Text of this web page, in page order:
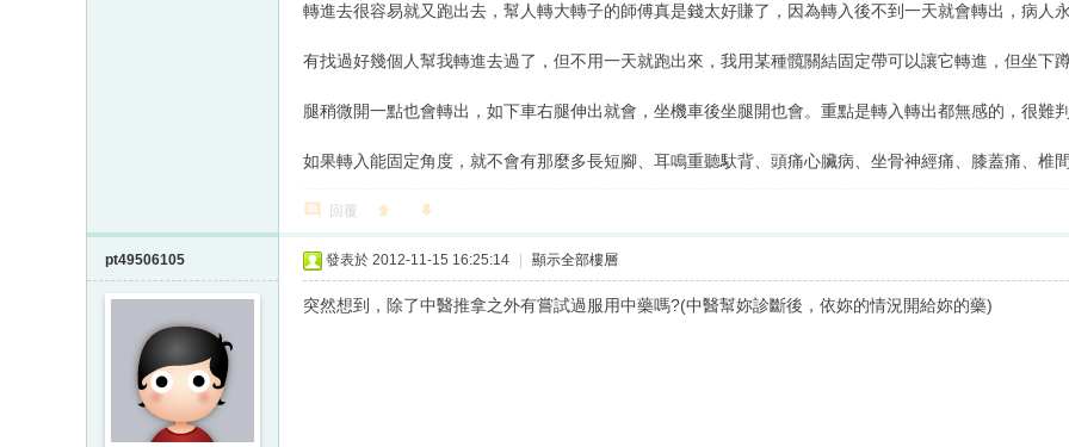
轉進去很容易就又跑出去，幫人轉大轉子的師傅真是錢太好賺了，因為轉入後不到一天就會轉出，病人
有找過好幾個人幫我轉進去過了，但不用一天就跑出來，我用某種髖關結固定帶可以讓它轉進，但坐下
腿稍微開一點也會轉出，如下車右腿伸出就會，坐機車後坐腿開也會。重點是轉入轉出都無感的，很難
如果轉入能固定角度，就不會有那麼多長短腳、耳鳴重聽馱背、頭痛心臟病、坐骨神經痛、膝蓋痛、椎
回覆
pt49506105 發表於 2012-11-15 16:25:14 顯示全部樓層
突然想到，除了中醫推拿之外有嘗試過服用中藥嗎?(中醫幫妳診斷後，依妳的情況開給妳的藥)